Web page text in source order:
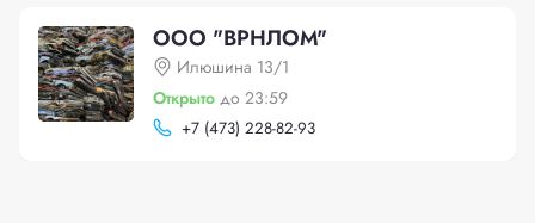
ООО "ВРНЛОМ"
Илюшина 13/1
Открыто до 23:59
+7 (473) 228-82-93